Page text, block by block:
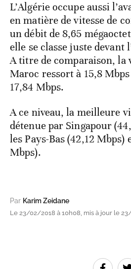
L’Algérie occupe aussi
en matière de vitesse de
un débit de 8,65
elle se classe juste devant
A titre de comparaison, la
Maroc ressort à 15,8
17,84 Mbps.
A ce niveau, la meilleure
détenue par Singapour
les Pays-Bas (42,12 Mbps)
Mbps).
Par Karim Zeidane
Le 23/02/2018 à 10h08, mis à jour le